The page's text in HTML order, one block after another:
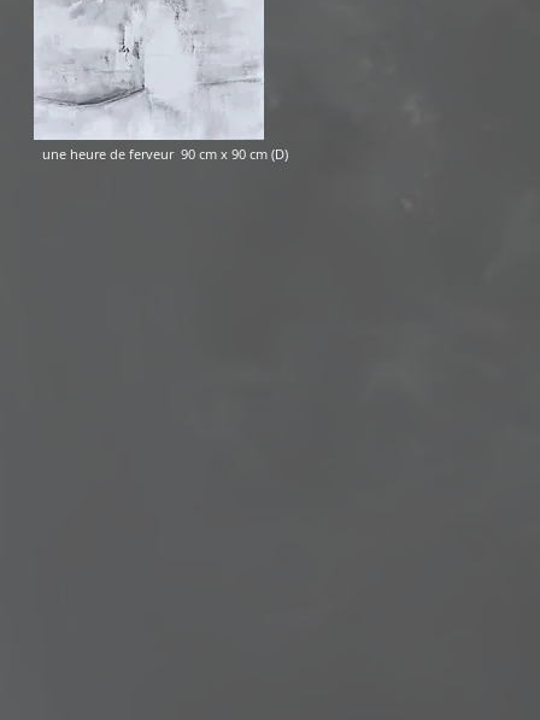
de ferveur 90 cm x 90 cm (D)